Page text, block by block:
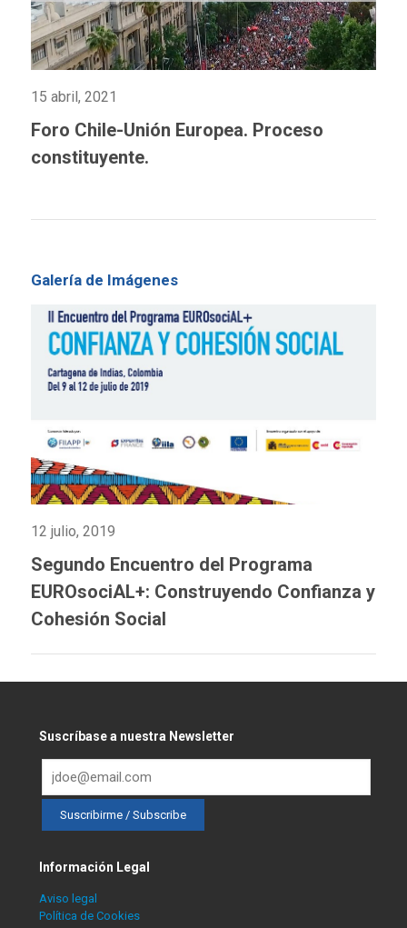
15 abril, 2021
Foro Chile-Unión Europea. Proceso
constituyente.
Galería de Imágenes
12 julio, 2019
Segundo Encuentro del Programa
EUROsociAL+: Construyendo Confianza y
Cohesión Social
Suscríbase a nuestra Newsletter
Información Legal
Aviso legal
Política de Cookies